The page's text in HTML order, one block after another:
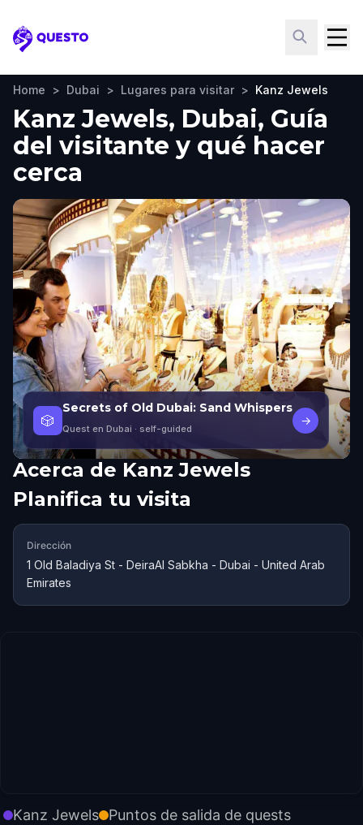
Questo
Home > Dubai > Lugares para visitar > Kanz Jewels
Kanz Jewels, Dubai, Guía
del visitante y qué hacer
cerca
🎲
Secrets of Old Dubai: Sand Whispers
Quest en Dubai · self-guided
→
Acerca de Kanz Jewels
Planifica tu visita
Dirección
1 Old Baladiya St - DeiraAl Sabkha - Dubai - United Arab
Emirates
Kanz Jewels Puntos de salida de quests